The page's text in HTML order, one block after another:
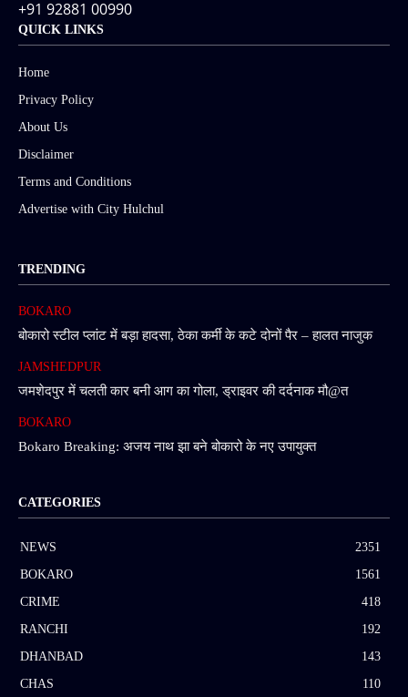
+91 92881 00990
QUICK LINKS
Home
Privacy Policy
About Us
Disclaimer
Terms and Conditions
Advertise with City Hulchul
TRENDING
BOKARO
बोकारो स्टील प्लांट में बड़ा हादसा, ठेका कर्मी के कटे दोनों पैर – हालत नाजुक
JAMSHEDPUR
जमशेदपुर में चलती कार बनी आग का गोला, ड्राइवर की दर्दनाक मौ@त
BOKARO
Bokaro Breaking: अजय नाथ झा बने बोकारो के नए उपायुक्त
CATEGORIES
NEWS
2351
BOKARO
1561
CRIME
418
RANCHI
192
DHANBAD
143
CHAS
110